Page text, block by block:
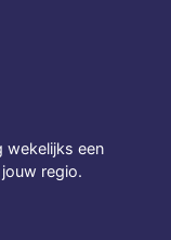
wekelijks een
regio.